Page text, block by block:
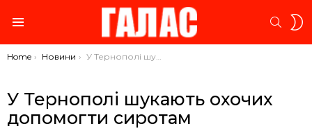
You are here:
Home Новини У Тернополі шукають охочих допомогти сиротам
У Тернополі шукають охочих
допомогти сиротам